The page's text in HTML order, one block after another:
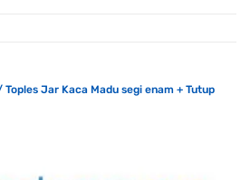
Jar Kaca Madu segi enam + Tutup